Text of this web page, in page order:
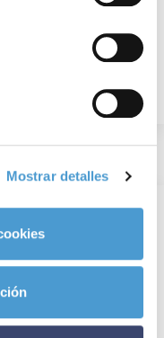
Mostrar detalles